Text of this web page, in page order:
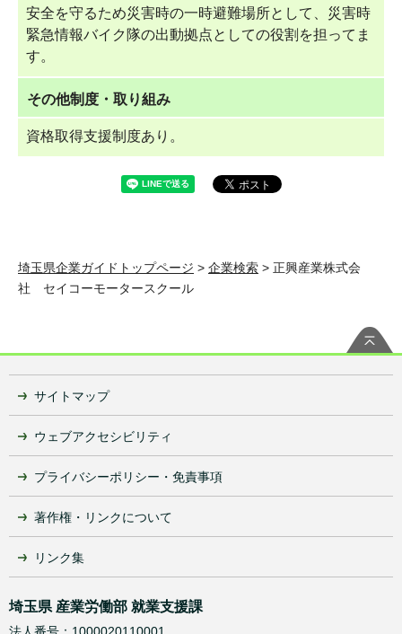
安全を守るため災害時の一時避難場所として、災害時
緊急情報バイク隊の出動拠点としての役割を担ってま
す。
その他制度・取り組み
資格取得支援制度あり。
埼玉県企業ガイドトップページ > 企業検索 > 正興産業株式会
社 セイコーモータースクール
埼玉県 産業労働部 就業支援課
サイトマップ
ウェブアクセシビリティ
プライバシーポリシー・免責事項
著作権・リンクについて
リンク集